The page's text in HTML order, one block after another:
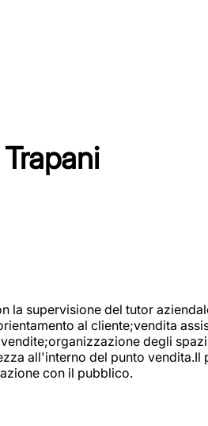
la supervisione del tutor
al cliente;vendita
degli
all'interno del punto
con il pubblico.